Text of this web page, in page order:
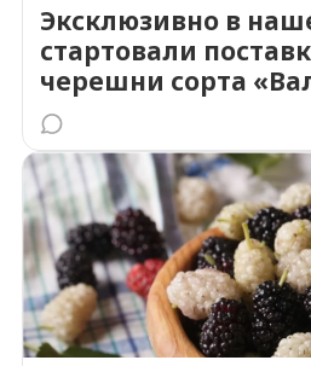
Эксклюзивно в
стартовали
черешни сорта